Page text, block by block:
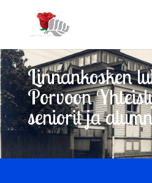
Linnankosken
Porvoon
seniorit ja